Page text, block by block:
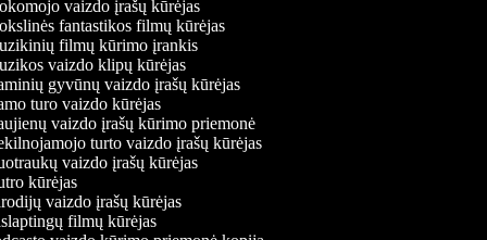
vaizdo įrašų kūrėjas
fantastikos filmų kūrėjas
filmų kūrimo įrankis
vaizdo klipų kūrėjas
gyvūnų vaizdo įrašų kūrėjas
turo vaizdo kūrėjas
vaizdo įrašų kūrimo priemonė
turto vaizdo įrašų kūrėjas
vaizdo įrašų kūrėjas
kūrėjas
vaizdo įrašų kūrėjas
filmų kūrėjas